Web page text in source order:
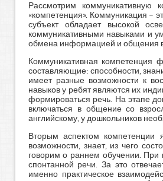
Рассмотрим коммуникативную
«компетенция». Коммуникация –
субъект обладает высокой
коммуникативными навыками и
обмена информацией и общения
Коммуникативная компетенция
составляющие: способности,
имеет разные возможности к
навыков у ребят являются их
формироваться речь. На этапе
включаться в общение со
английскому, у дошкольников
Вторым аспектом компетенции
возможности, знает, из чего
говорим о раннем обучении. При
спонтанной речи. За это
именно практическое